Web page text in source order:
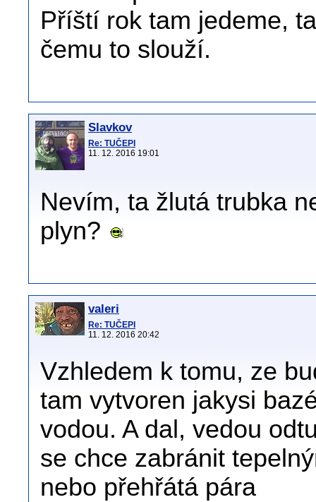
Příští rok tam jedeme,
čemu to slouží.
Slavkov
Re: TUČEPI
11. 12. 2016 19:01
Nevím, ta žlutá trubka
plyn?
valeri
Re: TUČEPI
11. 12. 2016 20:42
Vzhledem k tomu, ze
tam vytvoren jakysi
vodou. A dal, vedou
se chce zabránit
nebo přehřátá pára